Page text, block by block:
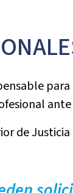
de